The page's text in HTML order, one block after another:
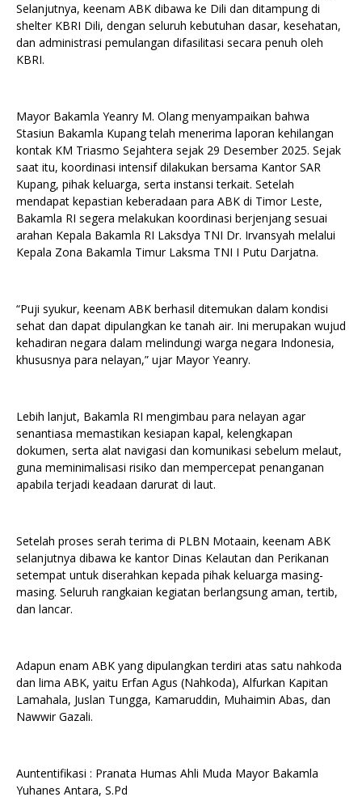
Selanjutnya, keenam ABK dibawa ke Dili dan ditampung di
shelter KBRI Dili, dengan seluruh kebutuhan dasar, kesehatan,
dan administrasi pemulangan difasilitasi secara penuh oleh
KBRI.
Mayor Bakamla Yeanry M. Olang menyampaikan bahwa
Stasiun Bakamla Kupang telah menerima laporan kehilangan
kontak KM Triasmo Sejahtera sejak 29 Desember 2025. Sejak
saat itu, koordinasi intensif dilakukan bersama Kantor SAR
Kupang, pihak keluarga, serta instansi terkait. Setelah
mendapat kepastian keberadaan para ABK di Timor Leste,
Bakamla RI segera melakukan koordinasi berjenjang sesuai
arahan Kepala Bakamla RI Laksdya TNI Dr. Irvansyah melalui
Kepala Zona Bakamla Timur Laksma TNI I Putu Darjatna.
“Puji syukur, keenam ABK berhasil ditemukan dalam kondisi
sehat dan dapat dipulangkan ke tanah air. Ini merupakan wujud
kehadiran negara dalam melindungi warga negara Indonesia,
khususnya para nelayan,” ujar Mayor Yeanry.
Lebih lanjut, Bakamla RI mengimbau para nelayan agar
senantiasa memastikan kesiapan kapal, kelengkapan
dokumen, serta alat navigasi dan komunikasi sebelum melaut,
guna meminimalisasi risiko dan mempercepat penanganan
apabila terjadi keadaan darurat di laut.
Setelah proses serah terima di PLBN Motaain, keenam ABK
selanjutnya dibawa ke kantor Dinas Kelautan dan Perikanan
setempat untuk diserahkan kepada pihak keluarga masing-
masing. Seluruh rangkaian kegiatan berlangsung aman, tertib,
dan lancar.
Adapun enam ABK yang dipulangkan terdiri atas satu nahkoda
dan lima ABK, yaitu Erfan Agus (Nahkoda), Alfurkan Kapitan
Lamahala, Juslan Tungga, Kamaruddin, Muhaimin Abas, dan
Nawwir Gazali.
Auntentifikasi : Pranata Humas Ahli Muda Mayor Bakamla
Yuhanes Antara, S.Pd